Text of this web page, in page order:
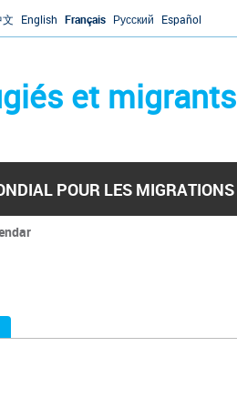
文 English Français Русский Español
et migrants
POUR LES MIGRATIONS